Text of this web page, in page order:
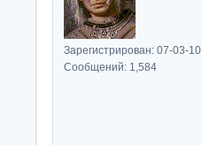
Зарегистрирован: 07-03-10
Сообщений: 1,584